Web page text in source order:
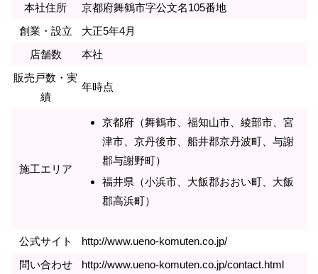
本社住所
京都府舞鶴市字公文名105番地
創業・設立
大正5年4月
店舗数
本社
販売戸数・実
績
年時点
施工エリア
京都府（舞鶴市、福知山市、綾部市、宮
津市、京丹後市、船井郡京丹波町、与謝
郡与謝野町）
福井県（小浜市、大飯郡おおい町、大飯
郡高浜町）
公式サイト
http://www.ueno-komuten.co.jp/
問い合わせ
http://www.ueno-komuten.co.jp/contact.html